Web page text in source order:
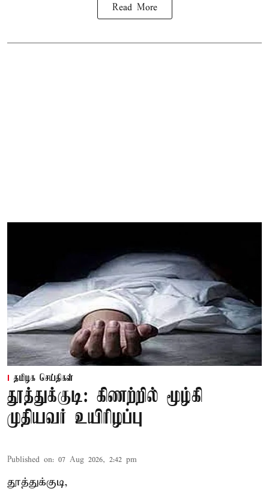
Read More
தமிழக செய்திகள்
தூத்துக்குடி: கிணற்றில் மூழ்கி
முதியவர் உயிரிழப்பு
Published on: 07 Aug 2026, 2:42 pm
தூத்துக்குடி,